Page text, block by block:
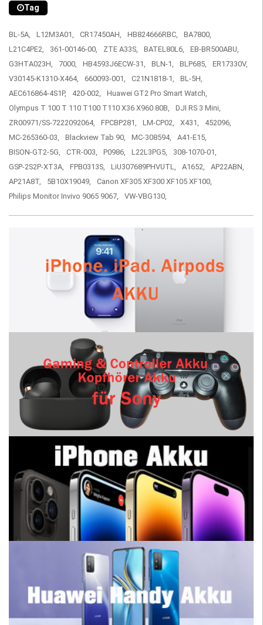
Tag
BL-5A, L12M3A01, CR17450AH, HB824666RBC,
BA7800,
L21C4PE2,
361-00146-00, ZTE A33S, BATEL80L6,
EB-BR500ABU,
G3HTA023H,
7000, HB4593J6ECW-31, BLN-1, BLP685,
ER17330V,
V30145-K1310-X464,
660093-001, C21N1818-1,
BL-5H,
AEC616864-4S1P,
420-002,
Huawei GT2 Pro Smart Watch,
Olympus T 100 T 110 T100 T110 X36 X960 80B,
DJI RS 3 Mini,
ZR00971/SS-7222092064,
FPCBP281, LM-CP02, X431,
452096,
MC-265360-03,
Blackview Tab 90, MC-308594,
A41-E15,
BISON-GT2-5G,
CTR-003, P0986, L22L3PG5,
308-1070-01,
GSP-2S2P-XT3A,
FPB0313S, LiU307689PHVUTL, A1652,
AP22ABN,
AP21A8T,
5B10X19049,
Canon XF305 XF300 XF105 XF100,
Philips Monitor Invivo 9065 9067,
VW-VBG130,